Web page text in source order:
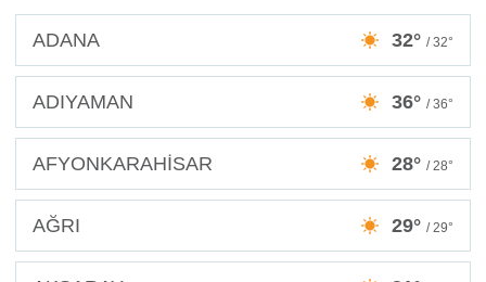
ADANA 32° / 32°
ADIYAMAN 36° / 36°
AFYONKARAHİSAR 28° / 28°
AĞRI 29° / 29°